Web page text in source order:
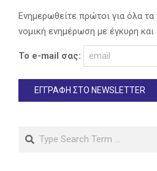
Ενημερωθείτε πρώτοι για όλα
νομική ενημέρωση με έγκυρη
Το e-mail σας:
Search